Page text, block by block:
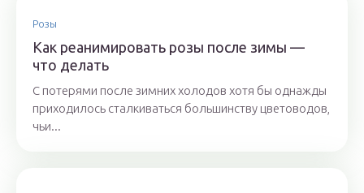
Розы
Как реанимировать розы после зимы —
что делать
С потерями после зимних холодов хотя бы однажды
приходилось сталкиваться большинству цветоводов,
чьи...